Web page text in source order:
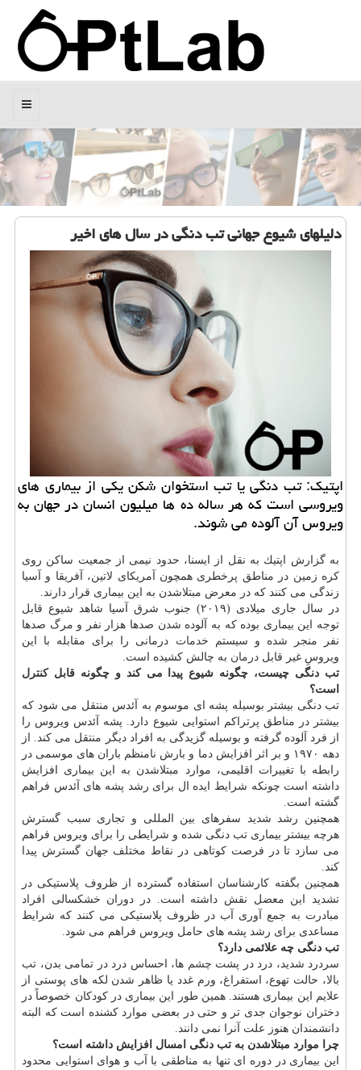
منو
دلیلهای شیوع جهانی تب دنگی در سال های اخیر
اپتیك: تب دنگی یا تب استخوان شكن یكی از بیماری های
ویروسی است كه هر ساله ده ها میلیون انسان در جهان به
ویروس آن آلوده می شوند.
به گزارش اپتیك به نقل از ایسنا، حدود نیمی از جمعیت ساكن روی
كره زمین در مناطق پرخطری همچون آمریكای لاتین، آفریقا و آسیا
زندگی می كنند كه در معرض مبتلاشدن به این بیماری قرار دارند.
در سال جاری میلادی (۲۰۱۹) جنوب شرق آسیا شاهد شیوع قابل
توجه این بیماری بوده كه به آلوده شدن صدها هزار نفر و مرگ صدها
نفر منجر شده و سیستم خدمات درمانی را برای مقابله با این
ویروسِ غیر قابل درمان به چالش كشیده است.
تب دنگی چیست، چگونه شیوع پیدا می كند و چگونه قابلكنترل
است؟
تب دنگی بیشتر بوسیله پشه ای موسوم به آئدس منتقل می شود كه
بیشتر در مناطق پرتراكم استوایی شیوع دارد. پشه آئدس ویروس را
از فرد آلوده گرفته و بوسیله گزیدگی به افراد دیگر منتقل می كند. از
دهه ۱۹۷۰ و بر اثر افزایش دما و بارش نامنظم باران های موسمی در
رابطه با تغییرات اقلیمی، موارد مبتلاشدن به این بیماری افزایش
داشته است چونكه شرایط ایده ال برای رشد پشه های آئدس فراهم
گشته است.
همچنین رشد شدید سفرهای بین المللی و تجاری سبب گسترش
هرچه بیشتر بیماری تب دنگی شده و شرایطی را برای ویروس فراهم
می سازد تا در فرصت كوتاهی در نقاط مختلف جهان گسترش پیدا
كند.
همچنین بگفته كارشناسان استفاده گسترده از ظروف پلاستیكی در
تشدید این معضل نقش داشته است. در دوران خشكسالی افراد
مبادرت به جمع آوری آب در ظروف پلاستیكی می كنند كه شرایط
مساعدی برای رشد پشه های حامل ویروس فراهم می شود.
تب دنگی چه علائمی دارد؟
سردرد شدید، درد در پشت چشم ها، احساس درد در تمامی بدن، تب
بالا، حالت تهوع، استفراغ، ورم غدد یا ظاهر شدن لكه های پوستی از
علایم این بیماری هستند. همین طور این بیماری در كودكان خصوصاً در
دختران نوجوان جدی تر و حتی در بعضی موارد كشنده است كه البته
دانشمندان هنوز علت آنرا نمی دانند.
چرا موارد مبتلاشدن به تب دنگی امسال افزایش داشته است؟
این بیماری در دوره ای تنها به مناطقی با آب و هوای استوایی محدود